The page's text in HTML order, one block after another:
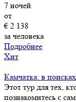
7 ночей
от
€ 2 138
за человека
Подробнее
Хит
Камчатка: в
Этот тур для тех,
познакомитесь с